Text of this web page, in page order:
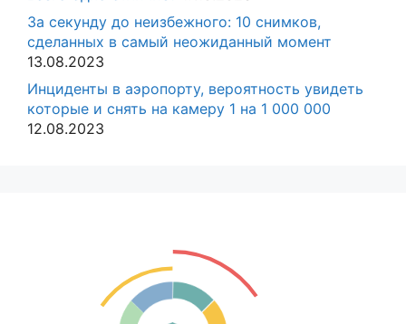
За секунду до неизбежного: 10 снимков,
сделанных в самый неожиданный момент
13.08.2023
Инциденты в аэропорту, вероятность увидеть
которые и снять на камеру 1 на 1 000 000
12.08.2023